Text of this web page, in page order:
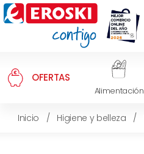
OFERTAS
Alimentación
Inicio / Higiene y belleza /